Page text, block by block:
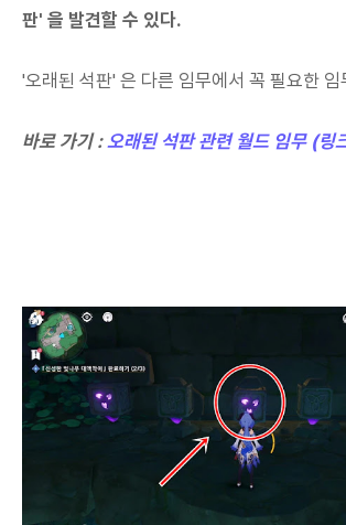
판' 을 발견할 수 있다.
'오래된 석판' 은 다른 임무에서 꼭 필요한 임
바로 가기 :오래된 석판 관련 월드 임무 (링